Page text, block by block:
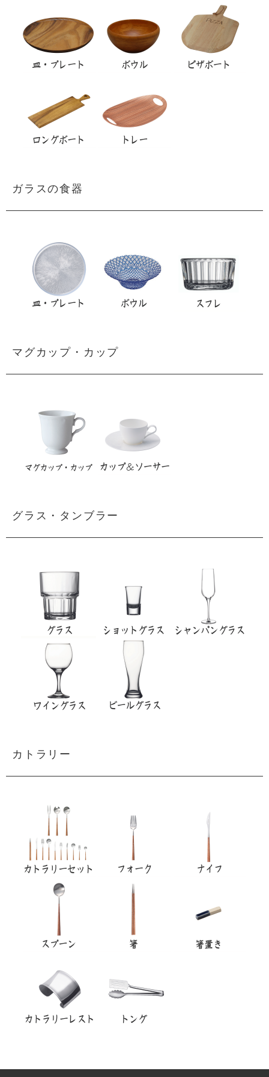
ガラスの食器
マグカップ・カップ
グラス・タンブラー
カトラリー